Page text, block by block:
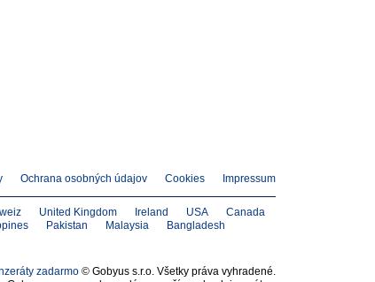
Ochrana osobných údajov Cookies Impressum
United Kingdom Ireland USA
Canada
Pakistan Malaysia
Bangladesh
zadarmo © Gobyus s.r.o. Všetky práva vyhradené.